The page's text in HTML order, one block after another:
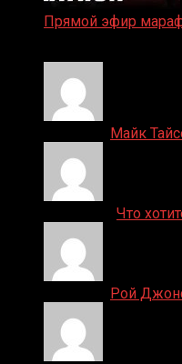
Прямой эфир
Майк
Что
Рой